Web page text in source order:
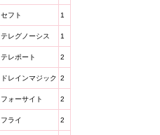
セフト 1
テレグノーシス 1
テレポート 2
ドレインマジック 2
フォーサイト 2
フライ 2